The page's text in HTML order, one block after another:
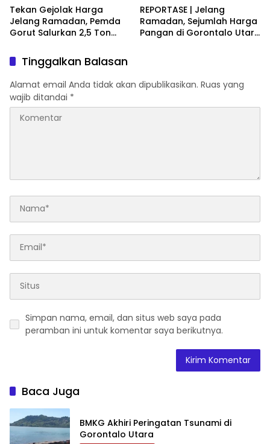
Tekan Gejolak Harga
Jelang Ramadan‎‎, Pemda
Gorut Salurkan 2,5 Ton
‎REPORTASE | Jelang
Ramadan, Sejumlah Harga
Pangan di Gorontalo Utara
Tinggalkan Balasan
Alamat email Anda tidak akan dipublikasikan. Ruas yang
wajib ditandai *
Simpan nama, email, dan situs web saya pada
peramban ini untuk komentar saya berikutnya.
Baca Juga
BMKG Akhiri Peringatan Tsunami di
Gorontalo Utara